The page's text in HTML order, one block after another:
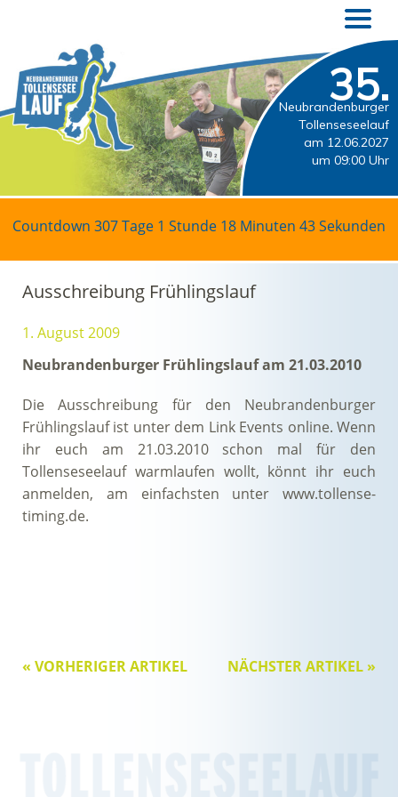
35.
Neubrandenburger
Tollenseseelauf
am 12.06.2027
um 09:00 Uhr
Countdown 307 Tage 1 Stunde 18 Minuten 43 Sekunden
Ausschreibung Frühlingslauf
1. August 2009
Neubrandenburger Frühlingslauf am 21.03.2010
Die Ausschreibung für den Neubrandenburger
Frühlingslauf ist unter dem Link Events online. Wenn
ihr euch am 21.03.2010 schon mal für den
Tollenseseelauf warmlaufen wollt, könnt ihr euch
anmelden, am einfachsten unter www.tollense-
timing.de.
NÄCHSTER ARTIKEL »
« VORHERIGER ARTIKEL